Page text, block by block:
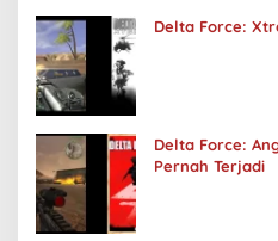
Delta Force:
Delta Force:
Pernah Terjadi